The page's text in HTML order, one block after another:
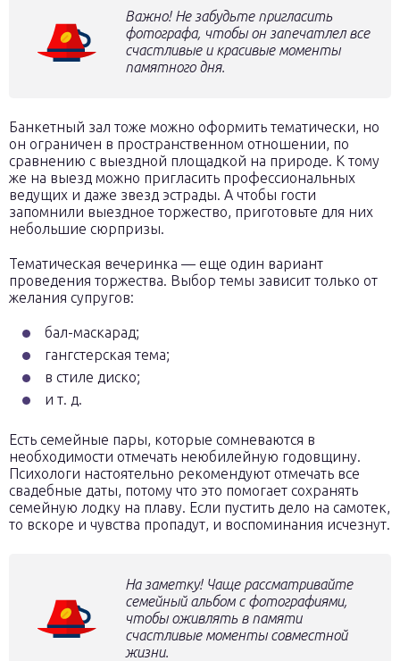
Важно! Не забудьте пригласить
фотографа, чтобы он запечатлел все
счастливые и красивые моменты
памятного дня.
Банкетный зал тоже можно оформить тематически, но
он ограничен в пространственном отношении, по
сравнению с выездной площадкой на природе. К тому
же на выезд можно пригласить профессиональных
ведущих и даже звезд эстрады. А чтобы гости
запомнили выездное торжество, приготовьте для них
небольшие сюрпризы.
Тематическая вечеринка — еще один вариант
проведения торжества. Выбор темы зависит только от
желания супругов:
бал-маскарад;
гангстерская тема;
в стиле диско;
и т. д.
Есть семейные пары, которые сомневаются в
необходимости отмечать неюбилейную годовщину.
Психологи настоятельно рекомендуют отмечать все
свадебные даты, потому что это помогает сохранять
семейную лодку на плаву. Если пустить дело на самотек,
то вскоре и чувства пропадут, и воспоминания исчезнут.
На заметку! Чаще рассматривайте
семейный альбом с фотографиями,
чтобы оживлять в памяти
счастливые моменты совместной
жизни.